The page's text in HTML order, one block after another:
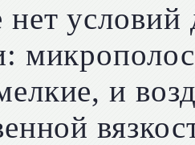
условий
и